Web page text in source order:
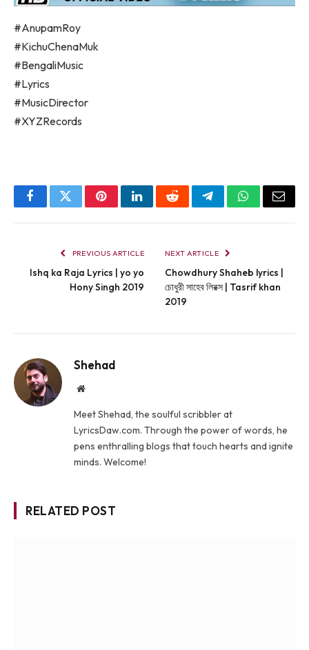
#AnupamRoy
#KichuChenaMuk
#BengaliMusic
#Lyrics
#MusicDirector
#XYZRecords
FacebookTwitterPinterestLinkedInRedditTelegramWhatsApp
Email
PREVIOUS ARTICLE
Ishq ka Raja Lyrics | yo yo
Hony Singh 2019
NEXT ARTICLE
Chowdhury Shaheb lyrics |
চোধুরী সাহেব লিরক্স | Tasrif khan
2019
Shehad
Website
Meet Shehad, the soulful scribbler at
LyricsDaw.com. Through the power of words, he
pens enthralling blogs that touch hearts and ignite
minds. Welcome!
RELATED POST